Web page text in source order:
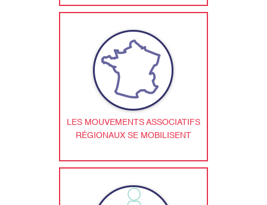
LES MOUVEMENTS ASSOCIATIFS
RÉGIONAUX SE MOBILISENT